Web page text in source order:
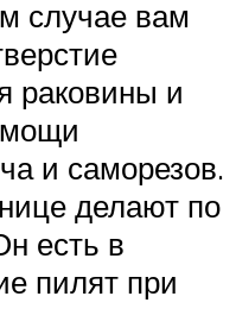
случае вам
раковины и
и саморезов.
делают по
есть в
пилят при